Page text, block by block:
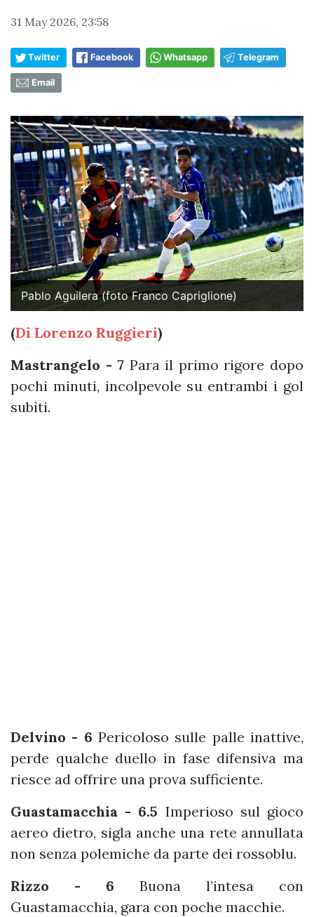
31 May 2026, 23:58
Twitter Facebook Whatsapp Telegram
Email
Pablo Aguilera (foto Franco Capriglione)
(Di Lorenzo Ruggieri)
Mastrangelo - 7 Para il primo rigore dopo
pochi minuti, incolpevole su entrambi i gol
subìti.
Delvino - 6 Pericoloso sulle palle inattive,
perde qualche duello in fase difensiva ma
riesce ad offrire una prova sufficiente.
Guastamacchia - 6.5 Imperioso sul gioco
aereo dietro, sigla anche una rete annullata
non senza polemiche da parte dei rossoblu.
Rizzo - 6 Buona l’intesa con
Guastamacchia, gara con poche macchie.